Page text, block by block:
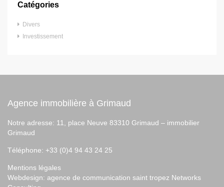
Catégories
Divers
Investissement
Agence immobilière à Grimaud
Notre adresse: 11, place Neuve 83310 Grimaud – immobilier
Grimaud
Téléphone: +33 (0)4 94 43 24 25
Mentions légales
Webdesign: agence de communication saint tropez Networks